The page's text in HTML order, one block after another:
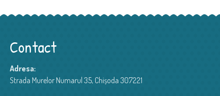
Contact
Adresa:
Strada Murelor Numarul 35, Chișoda 307221